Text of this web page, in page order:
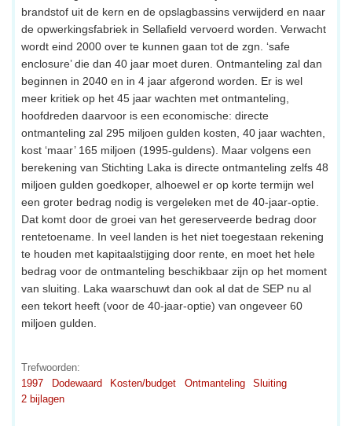
brandstof uit de kern en de opslagbassins verwijderd en naar
de opwerkingsfabriek in Sellafield vervoerd worden. Verwacht
wordt eind 2000 over te kunnen gaan tot de zgn. ‘safe
enclosure’ die dan 40 jaar moet duren. Ontmanteling zal dan
beginnen in 2040 en in 4 jaar afgerond worden. Er is wel
meer kritiek op het 45 jaar wachten met ontmanteling,
hoofdreden daarvoor is een economische: directe
ontmanteling zal 295 miljoen gulden kosten, 40 jaar wachten,
kost ‘maar’ 165 miljoen (1995-guldens). Maar volgens een
berekening van Stichting Laka is directe ontmanteling zelfs 48
miljoen gulden goedkoper, alhoewel er op korte termijn wel
een groter bedrag nodig is vergeleken met de 40-jaar-optie.
Dat komt door de groei van het gereserveerde bedrag door
rentetoename. In veel landen is het niet toegestaan rekening
te houden met kapitaalstijging door rente, en moet het hele
bedrag voor de ontmanteling beschikbaar zijn op het moment
van sluiting. Laka waarschuwt dan ook al dat de SEP nu al
een tekort heeft (voor de 40-jaar-optie) van ongeveer 60
miljoen gulden.
Trefwoorden:
1997
Dodewaard Kosten/budget Ontmanteling
Sluiting
2 bijlagen